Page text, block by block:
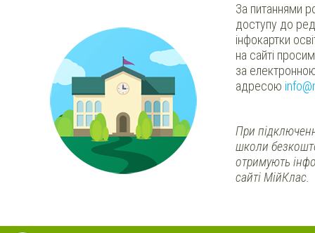
За питаннями
доступу до
інфокартки
на сайті
за
адресою
При
школи
отримують
сайті МійКлас.